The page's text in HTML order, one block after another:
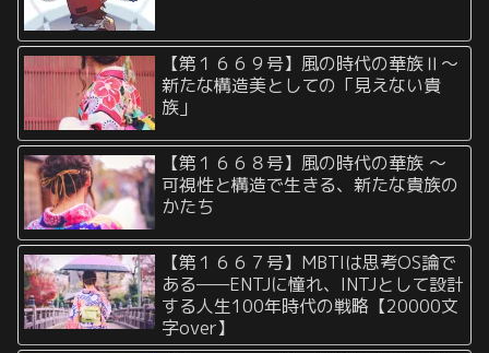
【第１６６９号】風の時代の華族Ⅱ〜
新たな構造美としての「見えない貴
族」
【第１６６８号】風の時代の華族 〜
可視性と構造で生きる、新たな貴族の
かたち
【第１６６７号】MBTIは思考OS論で
ある——ENTJに憧れ、INTJとして設計
する人生100年時代の戦略【20000文
字over】